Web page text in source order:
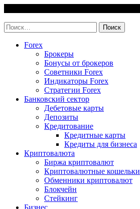
content
Найти:
Forex
Брокеры
Бонусы от брокеров
Советники Forex
Индикаторы Forex
Стратегии Forex
Банковский сектор
Дебетовые карты
Депозиты
Кредитование
Кредитные карты
Кредиты для бизнеса
Криптовалюта
Биржа криптовалют
Криптовалютные кошельки
Обменники криптовалют
Блокчейн
Стейкинг
Бизнес